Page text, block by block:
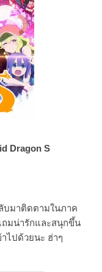
Dragon S
บมาติดตามในภาค
ถมน่ารักและสนุกขึ้น
ไปด้วยนะ ฮ่าๆ